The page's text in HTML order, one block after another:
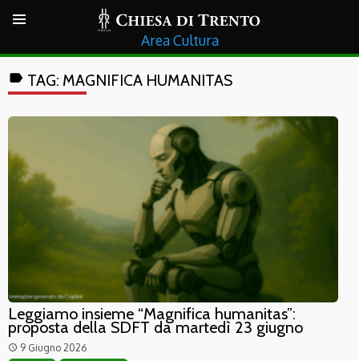
Cultura
label TAG: MAGNIFICA HUMANITAS
Leggiamo insieme “Magnifica humanitas”:
proposta della SDFT da martedì 23 giugno
access_time 9 Giugno 2026